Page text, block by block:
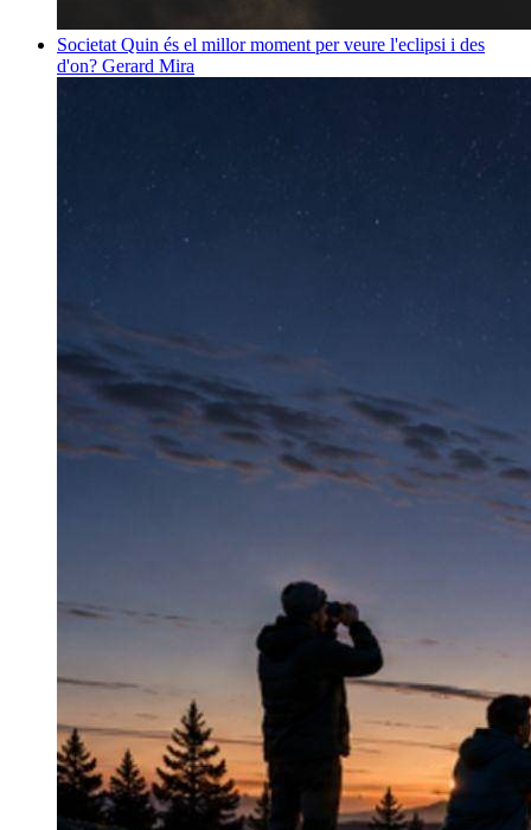
Societat Quin és el millor moment per veure l'eclipsi i des
d'on? Gerard Mira